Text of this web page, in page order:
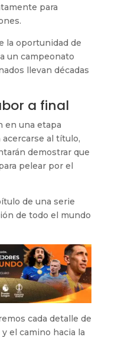
para
la oportunidad de
un campeonato
llevan décadas
a final
en una etapa
al título,
demostrar que
pelear por el
de una serie
de todo el mundo
cada detalle de
el camino hacia la